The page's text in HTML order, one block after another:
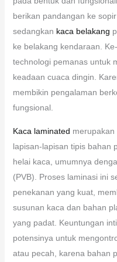
berikan pandangan ke
sedangkan kaca belakang
ke belakang kendaraan.
technologi pemanas untuk
keadaan cuaca dingin.
membikin pengalaman
fungsional.
Kaca laminated
lapisan-lapisan tipis bahan
helai kaca, umumnya
(PVB). Proses laminasi ini
penekanan yang kuat,
susunan kaca dan bahan
yang padat. Keuntungan
potensinya untuk
atau pecah, karena bahan